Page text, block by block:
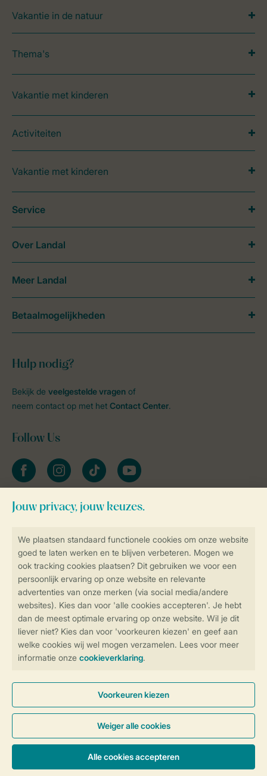
Controle over jouw gegevens &
Instellingen wijzigen
Veilig en snel online boeken
Veilige gegevensoverdracht
Veilige betaling
Vakantie in de natuur
Thema's
Vakantie met kinderen
Activiteiten
Vakantie met kinderen
Hulp nodig?
Bekijk de veelgestelde vragen of
neem contact op met het Contact Center.
Follow Us
facebookinstagramtiktok youtube
Blijf op de hoogte
Service
Over Landal
Meer Landal
Betaalmogelijkheden
Algemene Voorwaarden Privacy Notice
Cookies en banners
Toegankelijkheid © 2026 Landal